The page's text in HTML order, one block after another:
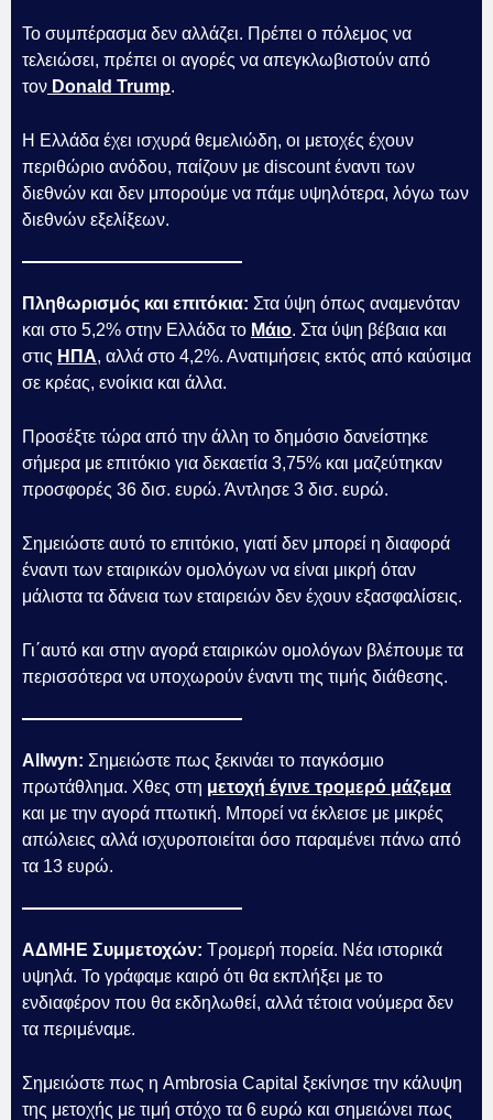
Το συμπέρασμα δεν αλλάζει. Πρέπει ο πόλεμος να
τελειώσει, πρέπει οι αγορές να απεγκλωβιστούν από
τον Donald Trump.
Η Ελλάδα έχει ισχυρά θεμελιώδη, οι μετοχές έχουν
περιθώριο ανόδου, παίζουν με discount έναντι των
διεθνών και δεν μπορούμε να πάμε υψηλότερα, λόγω των
διεθνών εξελίξεων.
Πληθωρισμός και επιτόκια: Στα ύψη όπως αναμενόταν
και στο 5,2% στην Ελλάδα το Μάιο. Στα ύψη βέβαια και
στις ΗΠΑ, αλλά στο 4,2%. Ανατιμήσεις εκτός από καύσιμα
σε κρέας, ενοίκια και άλλα.
Προσέξτε τώρα από την άλλη το δημόσιο δανείστηκε
σήμερα με επιτόκιο για δεκαετία 3,75% και μαζεύτηκαν
προσφορές 36 δισ. ευρώ. Άντλησε 3 δισ. ευρώ.
Σημειώστε αυτό το επιτόκιο, γιατί δεν μπορεί η διαφορά
έναντι των εταιρικών ομολόγων να είναι μικρή όταν
μάλιστα τα δάνεια των εταιρειών δεν έχουν εξασφαλίσεις.
Γι΄αυτό και στην αγορά εταιρικών ομολόγων βλέπουμε τα
περισσότερα να υποχωρούν έναντι της τιμής διάθεσης.
Allwyn: Σημειώστε πως ξεκινάει το παγκόσμιο
πρωτάθλημα. Χθες στη μετοχή έγινε τρομερό μάζεμα
και με την αγορά πτωτική. Μπορεί να έκλεισε με μικρές
απώλειες αλλά ισχυροποιείται όσο παραμένει πάνω από
τα 13 ευρώ.
ΑΔΜΗΕ Συμμετοχών: Τρομερή πορεία. Νέα ιστορικά
υψηλά. Το γράφαμε καιρό ότι θα εκπλήξει με το
ενδιαφέρον που θα εκδηλωθεί, αλλά τέτοια νούμερα δεν
τα περιμέναμε.
Σημειώστε πως η Ambrosia Capital ξεκίνησε την κάλυψη
της μετοχής με τιμή στόχο τα 6 ευρώ και σημειώνει πως